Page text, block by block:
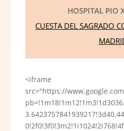
HOSPITAL PIO
CUESTA DEL SAGRADO
<iframe
src="https://